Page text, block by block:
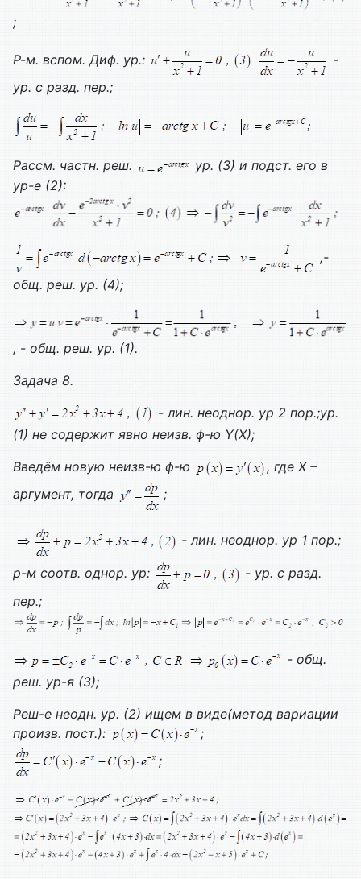
;
Р-м. вспом. Диф. ур.:
-
ур. с разд. пер.;
Рассм. частн. реш.
ур. (3) и подст. его в
ур-е (2):
,-
общ. реш. ур. (4);
, - общ. реш. ур. (1).
Задача 8.
- лин. неоднор. ур 2 пор.;ур.
(1) не содержит явно неизв. ф-ю Y(X);
Введём новую неизв-ю ф-ю
, где X –
аргумент, тогда
;
- лин. неоднор. ур 1 пор.;
р-м соотв. однор. ур:
- ур. с разд.
пер.;
- общ.
реш. ур-я (3);
Реш-е неодн. ур. (2) ищем в виде(метод вариации
произв. пост.):
;
;